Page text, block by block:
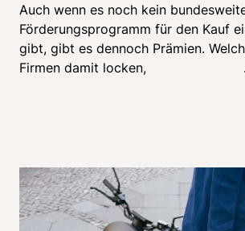
Auch wenn es noch kein
Förderungsprogramm für den Kauf
gibt, gibt es dennoch Prämien.
Firmen damit locken,
.